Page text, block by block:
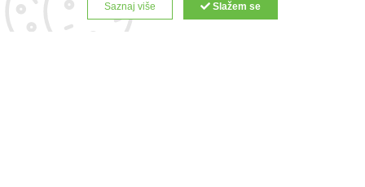
Relaksacija, lepota i zdravlje
Kalendari
Custom proizvodi
Digitalna štampa
Saznaj više Slažem se